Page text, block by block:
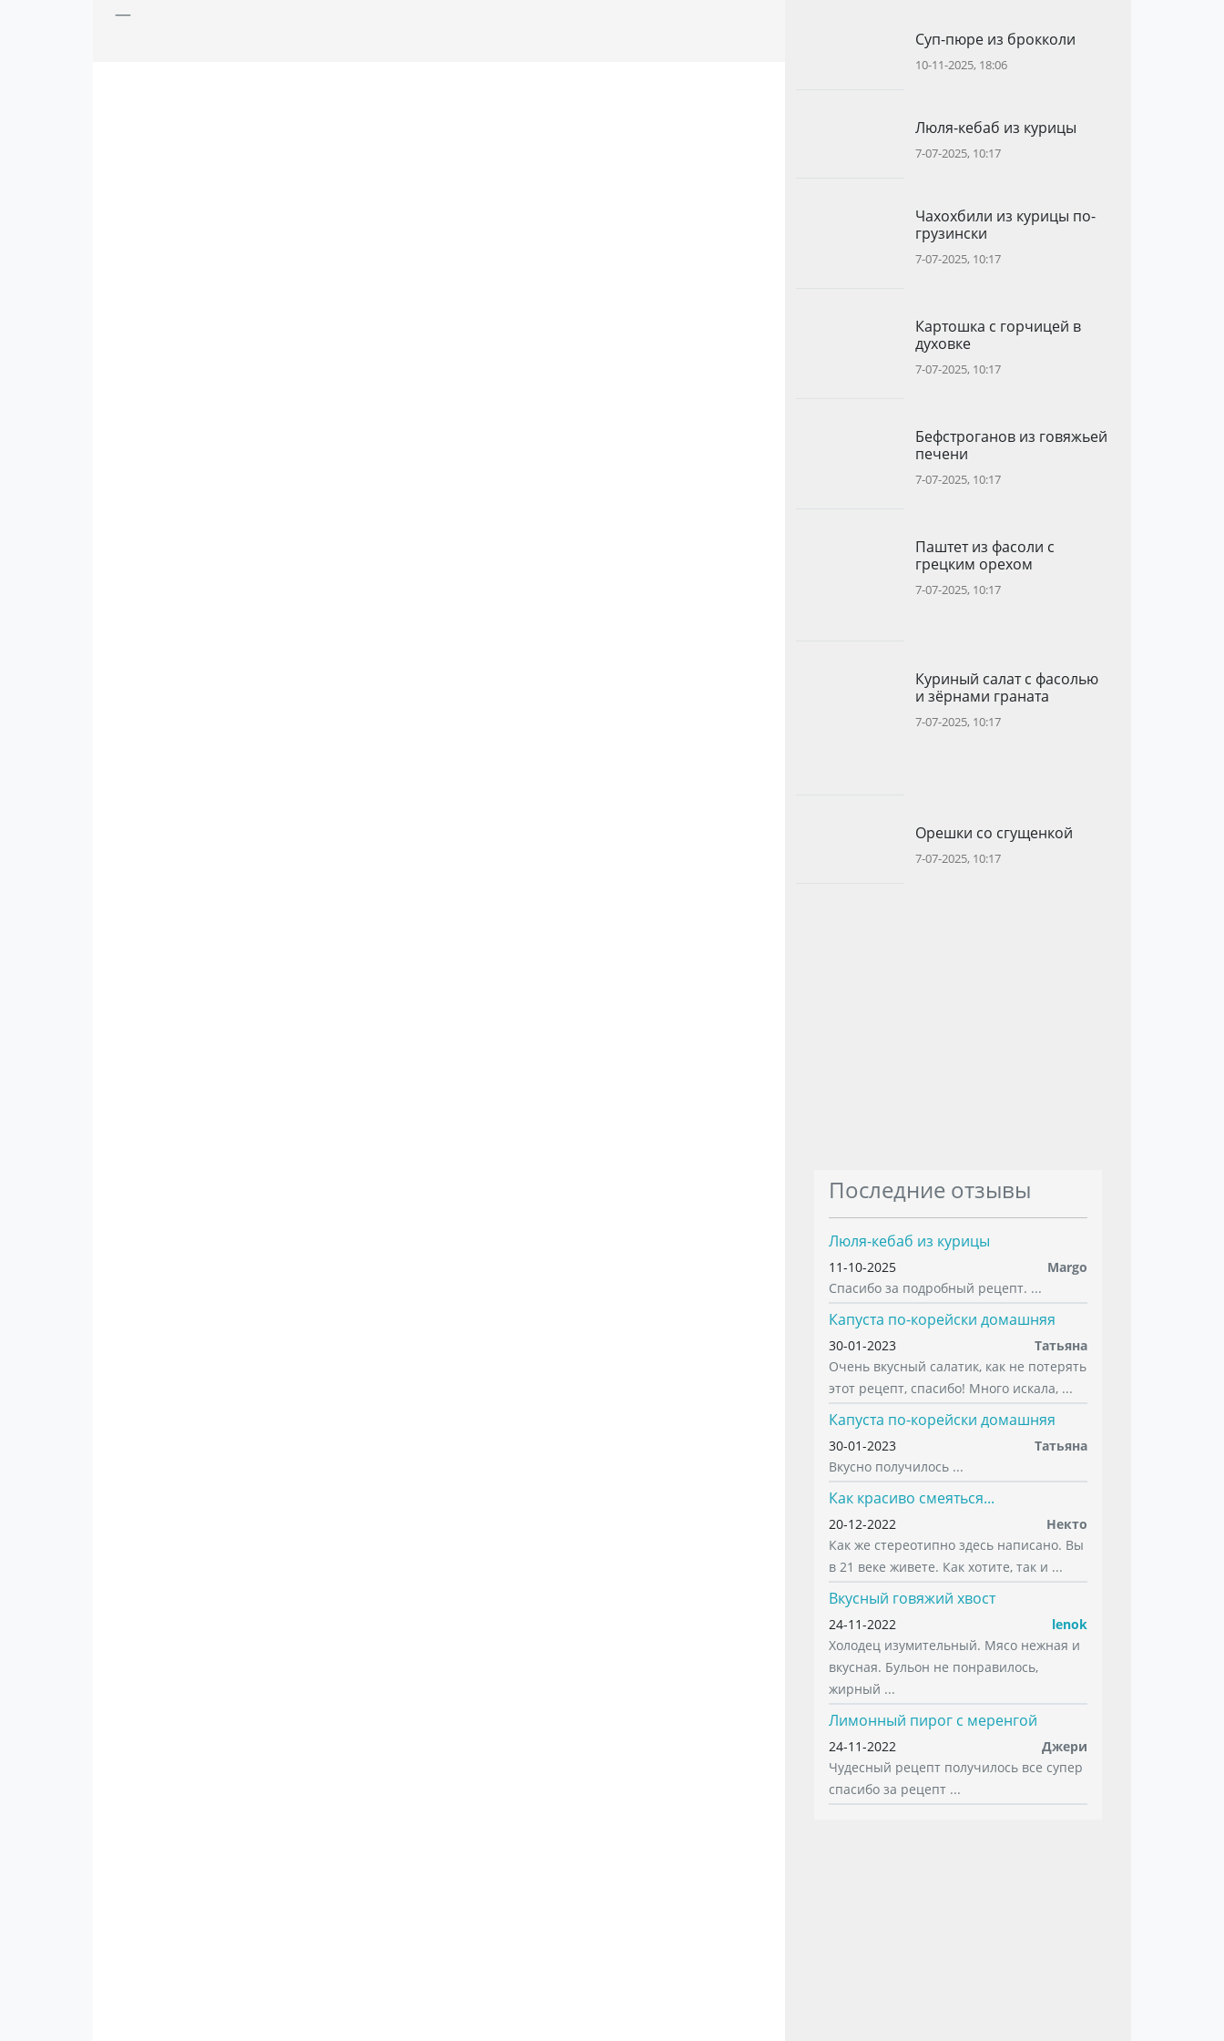
Суп-пюре из брокколи
10-11-2025, 18:06
Люля-кебаб из курицы
7-07-2025, 10:17
Чахохбили из курицы по-
грузински
7-07-2025, 10:17
Картошка с горчицей в
духовке
7-07-2025, 10:17
Бефстроганов из говяжьей
печени
7-07-2025, 10:17
Паштет из фасоли с
грецким орехом
7-07-2025, 10:17
Куриный салат с фасолью
и зёрнами граната
7-07-2025, 10:17
Орешки со сгущенкой
7-07-2025, 10:17
Последние отзывы
Люля-кебаб из курицы
11-10-2025
Margo
Спасибо за подробный рецепт. ...
Капуста по-корейски домашняя
30-01-2023
Татьяна
Очень вкусный салатик, как не потерять
этот рецепт, спасибо! Много искала, ...
Капуста по-корейски домашняя
30-01-2023
Татьяна
Вкусно получилось ...
Как красиво смеяться...
20-12-2022
Некто
Как же стереотипно здесь написано. Вы
в 21 веке живете. Как хотите, так и ...
Вкусный говяжий хвост
24-11-2022
lenok
Холодец изумительный. Мясо нежная и
вкусная. Бульон не понравилось,
жирный ...
Лимонный пирог с меренгой
24-11-2022
Джери
Чудесный рецепт получилось все супер
спасибо за рецепт ...